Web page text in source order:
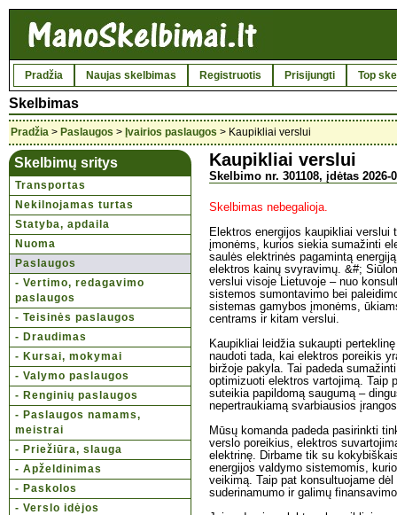
Pradžia Naujas skelbimas Registruotis Prisijungti Top
Skelbimas
Pradžia > Paslaugos > Įvairios paslaugos > Kaupikliai verslui
Skelbimų sritys
Transportas
Nekilnojamas turtas
Statyba, apdaila
Nuoma
Paslaugos
- Vertimo, redagavimo
paslaugos
- Teisinės paslaugos
- Draudimas
- Kursai, mokymai
- Valymo paslaugos
- Renginių paslaugos
- Paslaugos namams,
meistrai
- Priežiūra, slauga
- Apželdinimas
- Paskolos
- Verslo idėjos
Kaupikliai verslui
Skelbimo nr. 301108, įdėtas 2026-
Skelbimas nebegalioja.
Elektros energijos kaupikliai verslui
įmonėms, kurios siekia sumažinti
saulės elektrinės pagamintą
elektros kainų svyravimų. &#;
verslui visoje Lietuvoje – nuo
sistemos sumontavimo bei
sistemas gamybos įmonėms,
centrams ir kitam verslui.
Kaupikliai leidžia sukaupti
naudoti tada, kai elektros poreikis
biržoje pakyla. Tai padeda
optimizuoti elektros vartojimą. Taip
suteikia papildomą saugumą –
nepertraukiamą svarbiausios
Mūsų komanda padeda pasirinkti
verslo poreikius, elektros
elektrinę. Dirbame tik su
energijos valdymo sistemomis,
veikimą. Taip pat konsultuojame
suderinamumo ir galimų